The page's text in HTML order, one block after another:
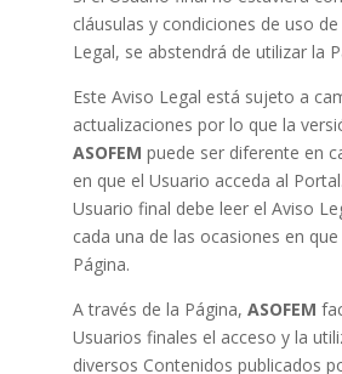
cláusulas y condiciones de uso
Legal, se abstendrá de utilizar la
Este Aviso Legal está sujeto a
actualizaciones por lo que la
ASOFEM puede ser diferente en
en que el Usuario acceda al
Usuario final debe leer el Aviso
cada una de las ocasiones en
Página.
A través de la Página, ASOFEM
Usuarios finales el acceso y la
diversos Contenidos publicados